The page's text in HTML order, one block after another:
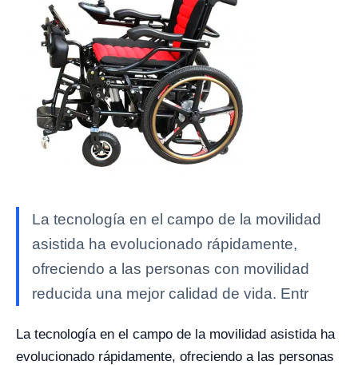
La tecnología en el campo de la movilidad
asistida ha evolucionado rápidamente,
ofreciendo a las personas con movilidad
reducida una mejor calidad de vida. Entr
La tecnología en el campo de la movilidad asistida ha
evolucionado rápidamente, ofreciendo a las personas